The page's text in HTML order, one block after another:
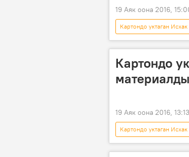
19 Аяк оона 2016,
Картондо уктаган
картон
бала
Картондо
19 Аяк оона 2016, 13:13
Картондо уктаган
жардам
үй-